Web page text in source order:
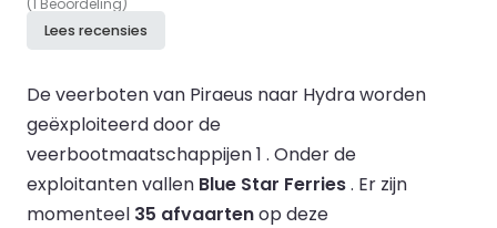
Lees recensies
De veerboten van Piraeus naar Hydra worden
geëxploiteerd door de
veerbootmaatschappijen 1 . Onder de
exploitanten vallen Blue Star Ferries. Er zijn
momenteel 35 afvaartenop deze